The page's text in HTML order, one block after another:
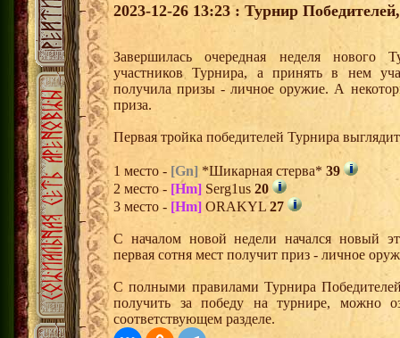
2023-12-26 13:23 : Турнир
Завершилась очередная неделя нового
участников Турнира, а принять в нем
получила призы - личное оружие. А
приза.
Первая тройка победителей Турнира
1 место - [Gn] *Шикарная стерва* 39
2 место - [Hm] Serg1us 20
3 место - [Hm] ORAKYL 27
С началом новой недели начался новый
первая сотня мест получит приз - личное
С полными правилами Турнира
получить за победу на турнире, можно
соответствующем разделе.